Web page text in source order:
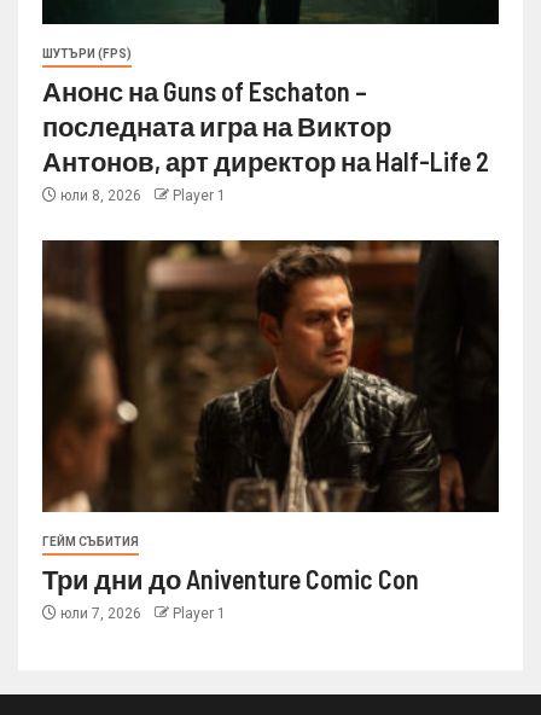
ШУТЪРИ (FPS)
Анонс на Guns of Eschaton –
последната игра на Виктор
Антонов, арт директор на Half-Life 2
юли 8, 2026 Player 1
ГЕЙМ СЪБИТИЯ
Три дни до Aniventure Comic Con
юли 7, 2026 Player 1